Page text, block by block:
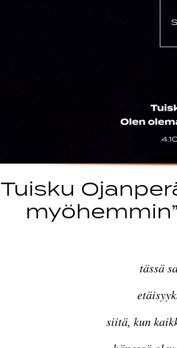
Tuisku
tässä
siitä, kun